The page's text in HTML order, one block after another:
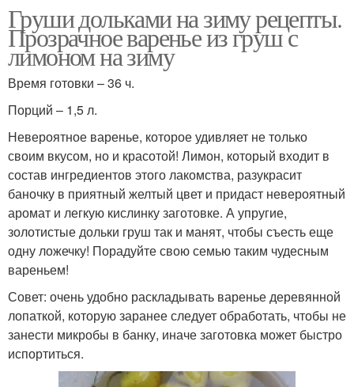
Груши дольками на зиму рецепты.
Прозрачное варенье из груш с
лимоном на зиму
Время готовки – 36 ч.
Порций – 1,5 л.
Невероятное варенье, которое удивляет не только
своим вкусом, но и красотой! Лимон, который входит в
состав ингредиентов этого лакомства, разукрасит
баночку в приятный желтый цвет и придаст невероятный
аромат и легкую кислинку заготовке. А упругие,
золотистые дольки груш так и манят, чтобы съесть еще
одну ложечку! Порадуйте свою семью таким чудесным
вареньем!
Совет: очень удобно раскладывать варенье деревянной
лопаткой, которую заранее следует обработать, чтобы не
занести микробы в банку, иначе заготовка может быстро
испортиться.